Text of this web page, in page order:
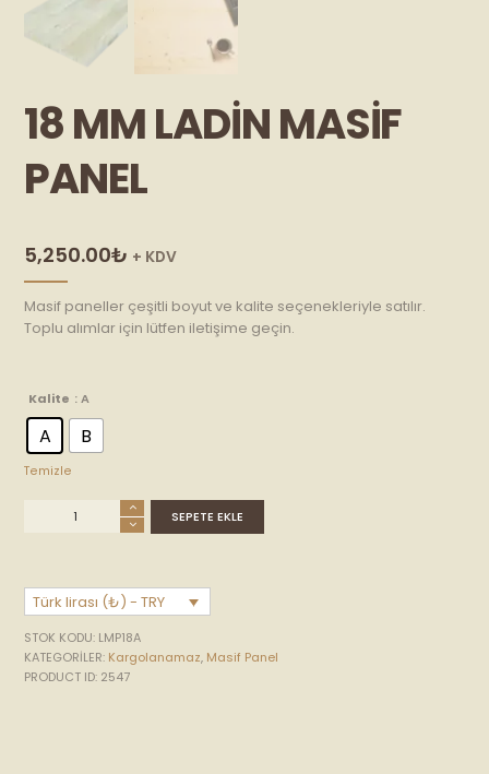
18 MM LADIN MASIF
PANEL
5,250.00₺ + KDV
Masif paneller çeşitli boyut ve kalite seçenekleriyle satılır.
Toplu alımlar için lütfen iletişime geçin.
Kalite : A
A B
Temizle
SEPETE EKLE
Türk lirası (₺) - TRY
STOK KODU: LMP18A
KATEGORILER: Kargolanamaz, Masif Panel
PRODUCT ID: 2547